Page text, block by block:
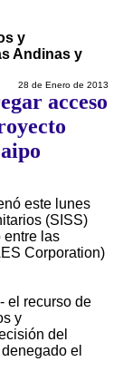
y
Andinas y
28 de Enero de 2013
acceso
este lunes
(SISS)
entre las
Corporation)
el recurso de
y
del
el